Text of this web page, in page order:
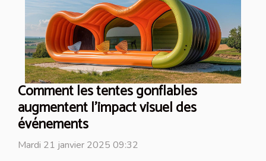
Comment les tentes gonflables
augmentent l'impact visuel des
événements
Mardi 21 janvier 2025 09:32